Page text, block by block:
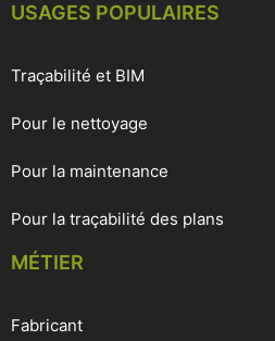
USAGES POPULAIRES
Traçabilité et BIM
Pour le nettoyage
Pour la maintenance
Pour la traçabilité des plans
MÉTIER
Fabricant